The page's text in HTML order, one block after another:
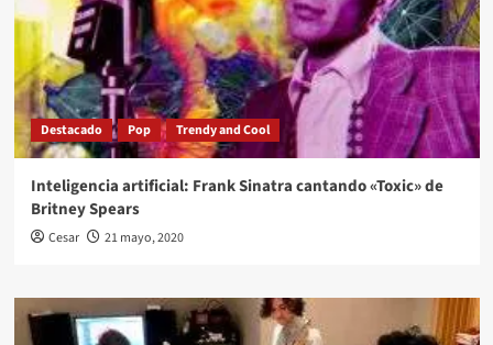
Destacado Pop Trendy and Cool
Inteligencia artificial: Frank Sinatra cantando «Toxic» de
Britney Spears
Cesar 21 mayo, 2020